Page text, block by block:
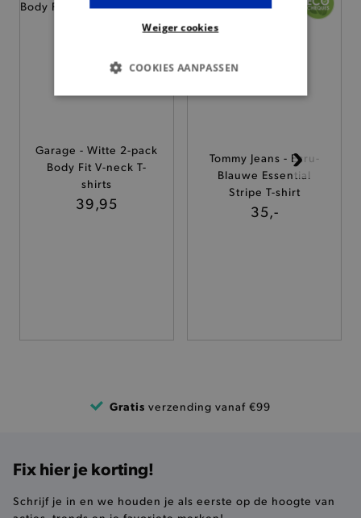
Garage - Witte 2-pack
Body Fit V-neck T-
shirts
39,95
Tommy Jeans - Ecru-
Blauwe Essential
Stripe T-shirt
35,-
Gratis verzending vanaf €99
Fix hier je korting!
Schrijf je in en we houden je als eerste op de hoogte van
Weiger cookies
COOKIES AANPASSEN
BASIS COOKIES
De strikt noodzakelijke cookies verbeteren jouw
niet jouw identiteit.